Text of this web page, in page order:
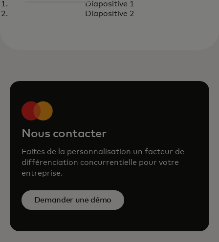
La personnalisation dynamique
stimule la croissance du
Diapositive 1
Diapositive 2
Nous contacter
Faites de la personnalisation un facteur de
différenciation concurrentielle pour votre
entreprise.
Demander une démo